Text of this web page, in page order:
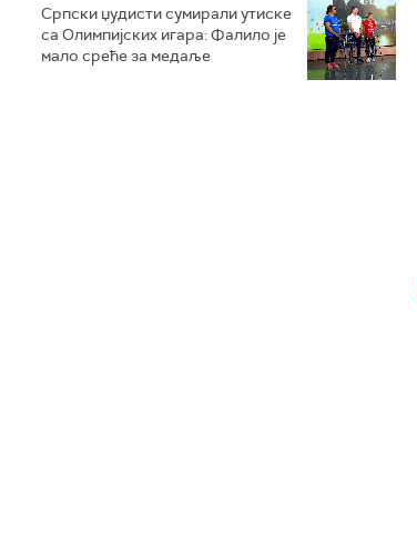
Српски џудисти сумирали утиске
са Олимпијских игара: Фалило је
мало среће за медаље